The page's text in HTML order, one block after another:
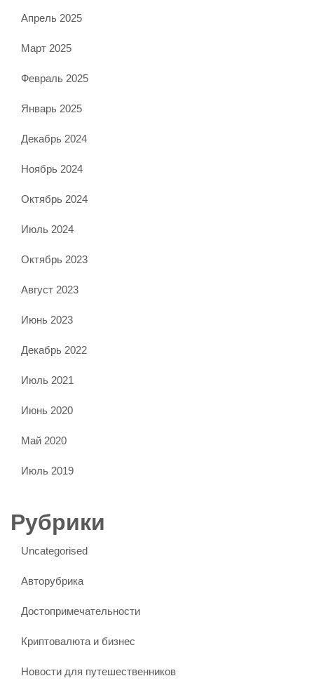
Апрель 2025
Март 2025
Февраль 2025
Январь 2025
Декабрь 2024
Ноябрь 2024
Октябрь 2024
Июль 2024
Октябрь 2023
Август 2023
Июнь 2023
Декабрь 2022
Июль 2021
Июнь 2020
Май 2020
Июль 2019
Рубрики
Uncategorised
Авторубрика
Достопримечательности
Криптовалюта и бизнес
Новости для путешественников